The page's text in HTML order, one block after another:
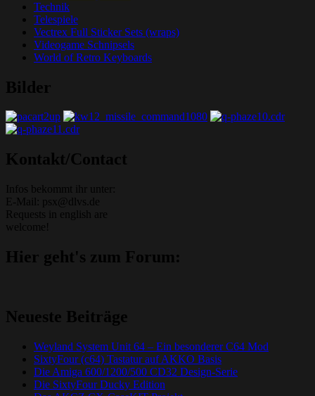
Technik
Telespiele
Vectrex Full Sticker Sets (wraps)
Videogame Schnipsels
World of Retro Keyboards
Bilder
Kontakt/Contact
Infos bekommt ihr unter:
E-Mail: psx@dlvs.de
Requests in english are
welcome!
Hier geht's zum Forum:
Neueste Beiträge
Weyland System Unit 64 – Ein besonderer C64 Mod
SixtyFour (c64) Tastatur auf AKKO Basis
Die Amiga 600/1200/500 CD32 Design-Serie
Die SixtyFour Ducky Edition